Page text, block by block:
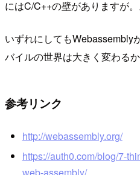
にはC/C++の壁がありますが。
いずれにしてもWebassembly
バイルの世界は大きく変わるか
参考リンク
http://webassembly.org/
https://auth0.com/blog/7-